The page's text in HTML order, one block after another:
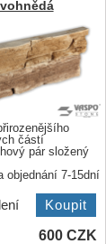
částí
pár složený
objednání 7-15dní
600CZK